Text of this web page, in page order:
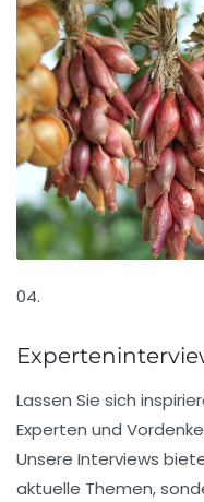
04.
Lassen Sie sich
Experten und
Unsere Interviews
aktuelle Themen,